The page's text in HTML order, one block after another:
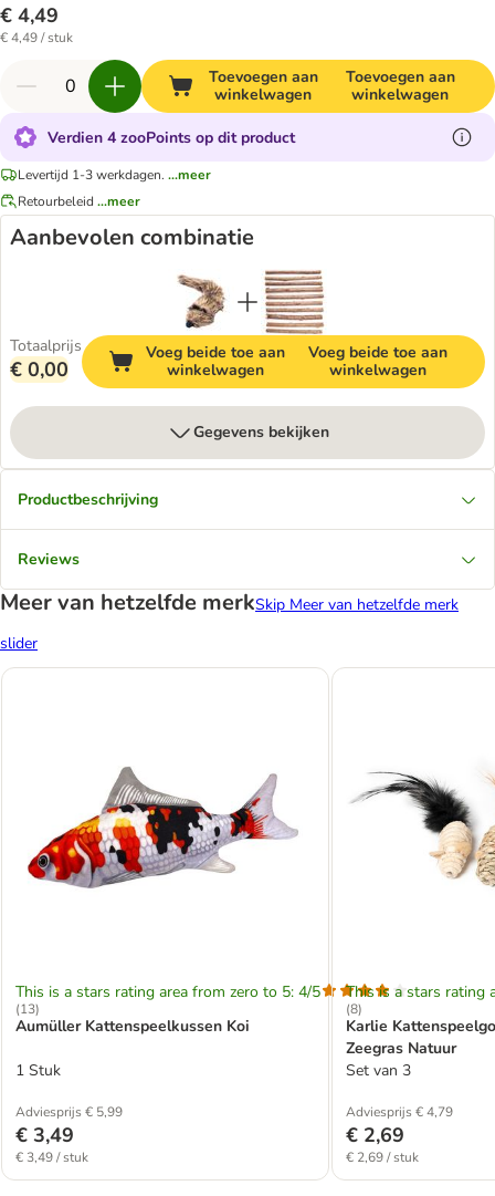
€ 4,49
€ 4,49 / stuk
Toevoegen aan
winkelwagen
Toevoegen aan
winkelwagen
Verdien 4 zooPoints op dit product
Levertijd 1-3 werkdagen. ...meer
Retourbeleid ...meer
Aanbevolen combinatie
Totaalprijs
€ 0,00
Voeg beide toe aan
winkelwagen
Voeg beide toe aan
winkelwagen
Gegevens bekijken
Productbeschrijving
Reviews
Meer van hetzelfde merkSkip Meer van hetzelfde merk
slider
This is a stars rating area from zero to 5: 4/5
(13)
Aumüller Kattenspeelkussen Koi
1 Stuk
Adviesprijs € 5,99
€ 3,49
€ 3,49 / stuk
This is a stars rating
(8)
Karlie
Zeegras Natuur
Set van 3
Adviesprijs € 4,79
€ 2,69
€ 2,69 / stuk